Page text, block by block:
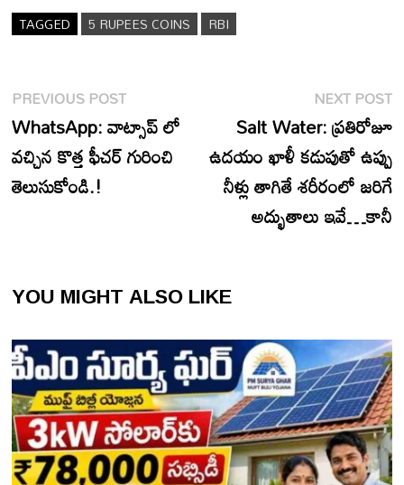
TAGGED 5 RUPEES COINS RBI
Post
navigation
PREVIOUS POSTPrevious
post:
WhatsApp: వాట్సాప్ లో
వచ్చిన కొత్త ఫీచర్ గురించి
తెలుసుకోండి.!
NEXT POST
Salt Water: ప్రతిరోజూ
ఉదయం ఖాళీ కడుపుతో ఉప్పు
నీళ్లు తాగితే శరీరంలో జరిగే
అద్భుతాలు ఇవే…కానీ
YOU MIGHT ALSO LIKE